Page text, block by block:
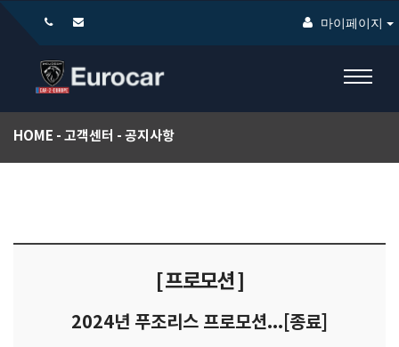
마이페이지
HOME 고객센터 공지사항
[ 프로모션 ]
2024년 푸조리스 프로모션...[종료]